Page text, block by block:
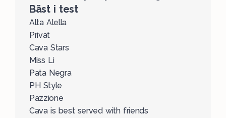
Bäst i test
Alta Alella
Privat
Cava Stars
Miss Li
Pata Negra
PH Style
Pazzione
Cava is best served with friends